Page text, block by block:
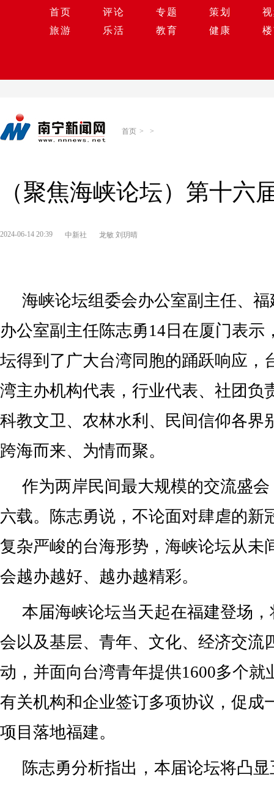
首页 评论 专题 策划
旅游
乐活 教育 健康
首页 > >
（聚焦海峡论坛）第十六
2024-06-14 20:39 中新社 龙敏 刘玥晴
海峡论坛组委会办公室副主任、
办公室副主任陈志勇14日在厦门表示
坛得到了广大台湾同胞的踊跃响应，
湾主办机构代表，行业代表、社团负
科教文卫、农林水利、民间信仰各界
跨海而来、为情而聚。
作为两岸民间最大规模的交流盛
六载。陈志勇说，不论面对肆虐的新
复杂严峻的台海形势，海峡论坛从未
会越办越好、越办越精彩。
本届海峡论坛当天起在福建登场
会以及基层、青年、文化、经济交流
动，并面向台湾青年提供1600多个就
有关机构和企业签订多项协议，促成
项目落地福建。
陈志勇分析指出，本届论坛将凸